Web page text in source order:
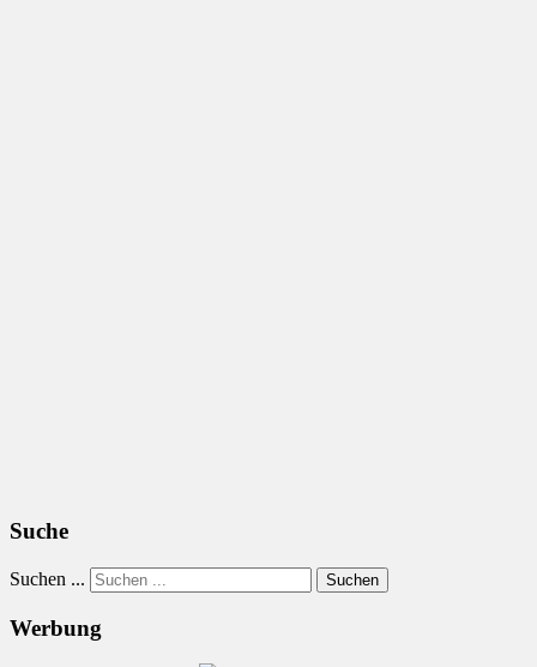
Suche
Suchen ... Suchen
Werbung